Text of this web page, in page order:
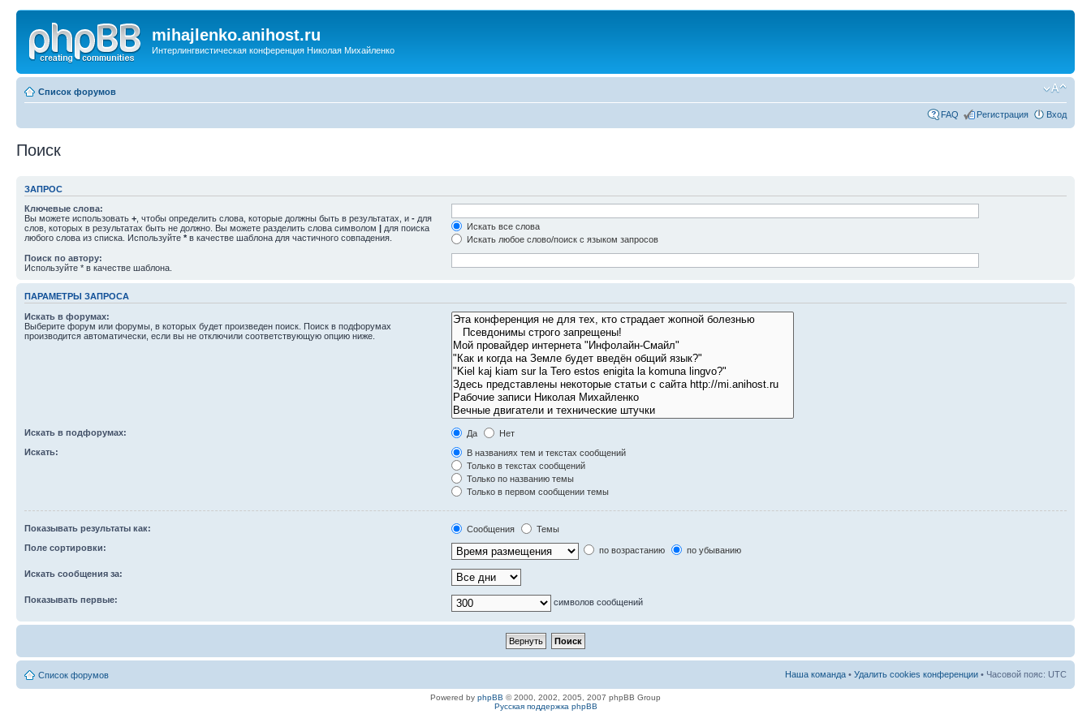
mihajlenko.anihost.ru
Интерлингвистическая конференция Николая Михайленко
Список форумов
FAQ Регистрация Вход
Поиск
ЗАПРОС
Ключевые слова:
Вы можете использовать + , чтобы определить слова, которые должны быть в результатах, и - для
слов, которых в результатах быть не должно. Вы можете разделить слова символом | для поиска
любого слова из списка. Используйте * в качестве шаблона для частичного совпадения.
Искать все слова
Искать любое слово/поиск с языком запросов
Поиск по автору:
Используйте * в качестве шаблона.
ПАРАМЕТРЫ ЗАПРОСА
Искать в форумах:
Выберите форум или форумы, в которых будет произведен поиск. Поиск в подфорумах
производится автоматически, если вы не отключили соответствующую опцию ниже.
Искать в подфорумах: Да
Нет
Искать:
В названиях тем и текстах сообщений
Только в текстах сообщений
Только по названию темы
Только в первом сообщении темы
Показывать результаты как: Сообщения
Темы
Поле сортировки:
по возрастанию по убыванию
Искать сообщения за:
Показывать первые: символов сообщений
Список форумов Наша команда • Удалить cookies конференции • Часовой пояс: UTC
Powered by phpBB © 2000, 2002, 2005, 2007 phpBB Group
Русская поддержка phpBB